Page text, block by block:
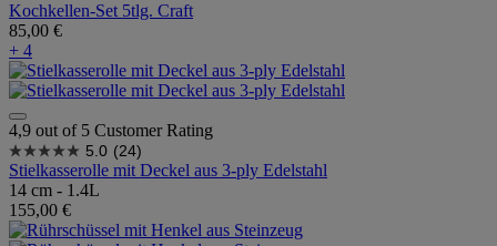
Kochkellen-Set 5tlg. Craft
85,00 €
+ 4
4,9 out of 5 Customer Rating
5.0 (24)
Stielkasserolle mit Deckel aus 3-ply Edelstahl
14 cm - 1.4L
155,00 €